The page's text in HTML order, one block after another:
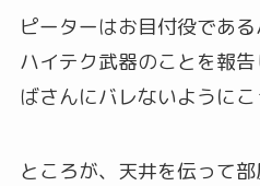
ピーターはお目付役であ
ハイテク武器のことを報
ばさんにバレないようにこ
ところが、天井を伝って